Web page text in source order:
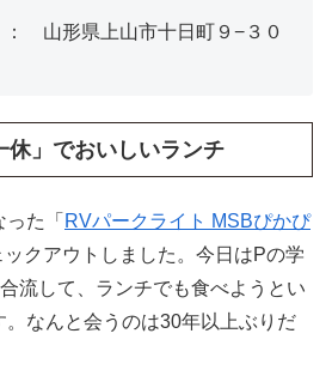
山形県上山市十日町９−３０
休」でおいしいランチ
た「 RVパークライト MSBぴかぴ
ックアウトしました。今日はPの学
流して、ランチでも食べようとい
。なんと会うのは30年以上ぶりだ